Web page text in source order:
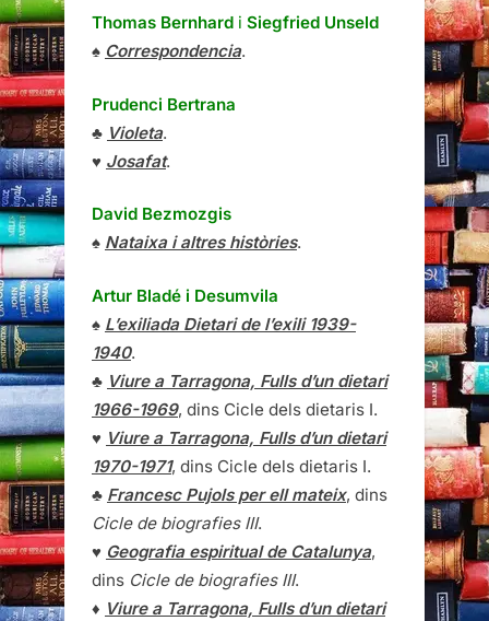
Thomas Bernhard i Siegfried Unseld
♠ Correspondencia.
Prudenci Bertrana
♣ Violeta.
♥ Josafat.
David Bezmozgis
♠ Nataixa i altres històries.
Artur Bladé i Desumvila
♠ L’exiliada Dietari de l’exili 1939-
1940.
♣ Viure a Tarragona, Fulls d’un dietari
1966-1969, dins Cicle dels dietaris I.
♥ Viure a Tarragona, Fulls d’un dietari
1970-1971, dins Cicle dels dietaris I.
♣ Francesc Pujols per ell mateix, dins
Cicle de biografies III.
♥ Geografia espiritual de Catalunya,
dins Cicle de biografies III.
♦ Viure a Tarragona, Fulls d’un dietari